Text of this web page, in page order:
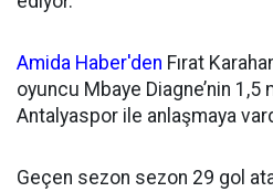
Amida Haber'den Fırat
oyuncu Mbaye Diagne’nin 1,5
Antalyaspor ile anlaşmaya
Geçen sezon sezon 29 gol